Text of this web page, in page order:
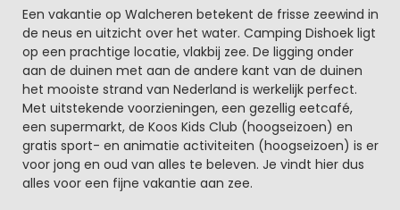
Beschrijving
Een vakantie op Walcheren betekent de frisse zeewind in
de neus en uitzicht over het water. Camping Dishoek ligt
op een prachtige locatie, vlakbij zee. De ligging onder
aan de duinen met aan de andere kant van de duinen
het mooiste strand van Nederland is werkelijk perfect.
Met uitstekende voorzieningen, een gezellig eetcafé,
een supermarkt, de Koos Kids Club (hoogseizoen) en
gratis sport- en animatie activiteiten (hoogseizoen) is er
voor jong en oud van alles te beleven. Je vindt hier dus
alles voor een fijne vakantie aan zee.